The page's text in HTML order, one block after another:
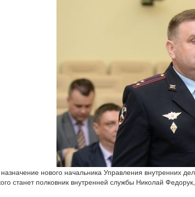
нового начальника Управления внутренних
станет полковник внутренней службы Николай